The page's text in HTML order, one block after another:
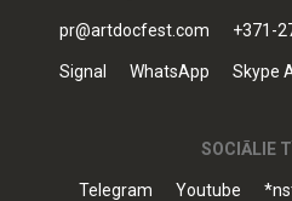
pr@artdocfest.com +371-
Signal WhatsApp Skype
SOCIĀLIE
Telegram Youtube